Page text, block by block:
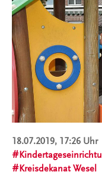
18.07.2019, 17:26 Uhr
Kreisdekanat Wesel